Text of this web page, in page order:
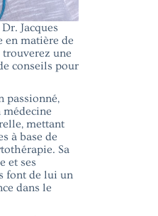
Jacques
en matière de
une
conseils pour
passionné,
médecine
mettant
à base de
Sa
et ses
font de lui un
dans le